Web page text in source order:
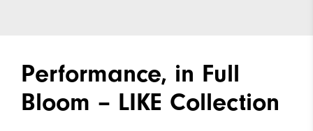
Performance, in Full
Bloom – LIKE Collection